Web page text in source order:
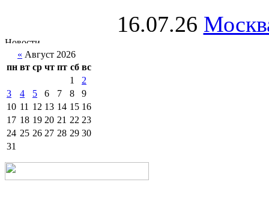
16.07.26
« Август 2026
пн вт ср чт пт сб вс
1
2
3
4 5 6 7 8
9
10 11 12 13 14 15 16
17 18 19 20 21 22 23
24 25 26 27 28 29 30
31